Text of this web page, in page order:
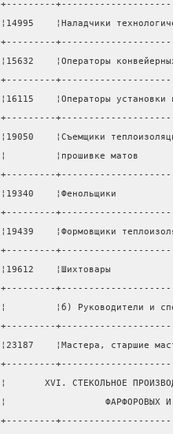
+---------
¦14995    ¦Наладчики
+---------
¦15632    ¦Операторы
+---------
¦16115    ¦Операторы
+---------
¦19050    ¦Съемщики
¦         ¦прошивке
+---------
¦19340    ¦Фенольщики
+---------
¦19439    ¦Формовщики
+---------
¦19612    ¦Шихтовары
+---------
¦         ¦б) Руководители
+---------
¦23187    ¦Мастера,
+---------
¦       XVI. СТЕКОЛЬНОЕ
¦                  ФАРФОРОВЫХ И
+---------